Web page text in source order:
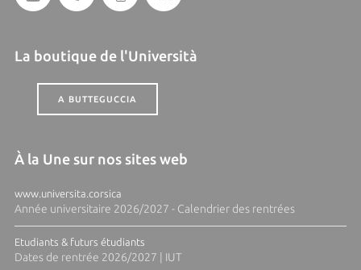
La boutique de l'Università
A BUTTEGUCCIA
À la Une sur nos sites web
www.universita.corsica
Année universitaire 2026/2027 - Calendrier des rentrées
Etudiants & futurs étudiants
Dates de rentrée 2026/2027 | IUT